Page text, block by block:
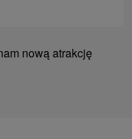
nową atrakcję